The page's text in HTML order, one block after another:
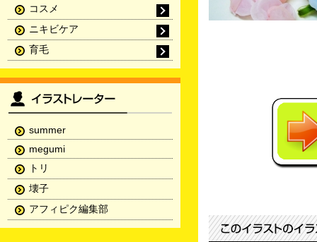
コスメ
ニキビケア
育毛
summer
megumi
トリ
壊子
アフィピク編集部